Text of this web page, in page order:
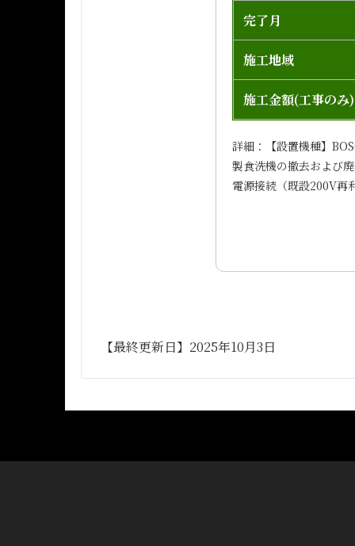
完了月
施工地域
施工金額(工事のみ)
詳細：【設置機種】
製食洗機の撤去および
電源接続（既設200V再
【最終更新日】2025年10月3日